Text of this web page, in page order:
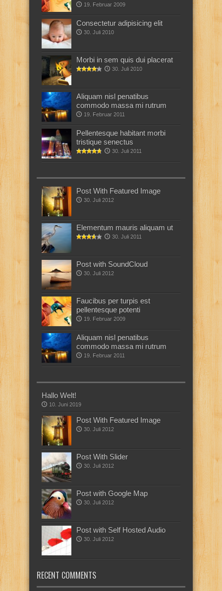
19. Februar 2009
Consectetur adipisicing elit
30. Juli 2010
Morbi in sem quis dui placerat
30. Juli 2010
Aliquam nisl penatibus
commodo massa mi rutrum
19. Februar 2011
Pellentesque habitant morbi
tristique senectus
30. Juli 2011
Post With Featured Image
30. Juli 2012
Elementum mauris aliquam ut
30. Juli 2011
Post with SoundCloud
30. Juli 2012
Faucibus per turpis est
pellentesque potenti
19. Februar 2009
Aliquam nisl penatibus
commodo massa mi rutrum
19. Februar 2011
Hallo Welt!
10. Juni 2019
Post With Featured Image
30. Juli 2012
Post With Slider
30. Juli 2012
Post with Google Map
30. Juli 2012
Post with Self Hosted Audio
30. Juli 2012
RECENT COMMENTS